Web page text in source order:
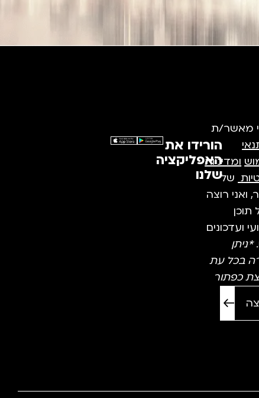
מאשר/ת
ומדיניות
של
ואני רוצה
תוכן
ועדכונים
*ניתן
בכל עת
כפתור
הורידו את
האפליקציה
שלנו